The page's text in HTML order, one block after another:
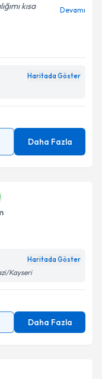
kısa
Devamı
Haritada Göster
Daha Fazla
Haritada Göster
Kayseri
Daha Fazla